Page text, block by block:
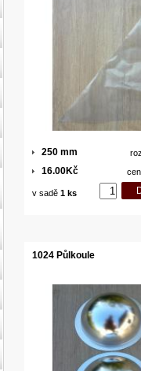
250 mm
16.00Kč
v sadě 1 ks
1024 Půlkoule